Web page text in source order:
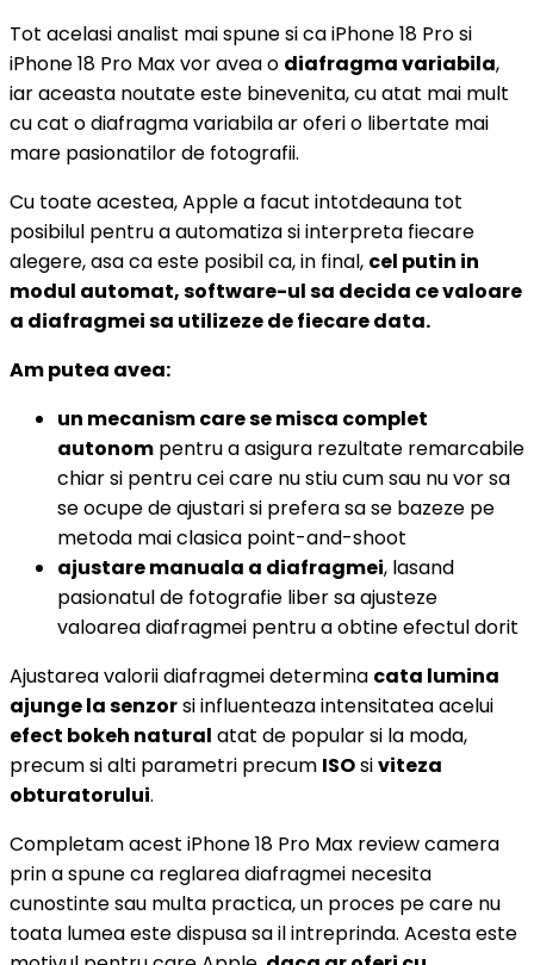
Tot acelasi analist mai spune si ca iPhone 18 Pro si
iPhone 18 Pro Max vor avea o diafragma variabila,
iar aceasta noutate este binevenita, cu atat mai mult
cu cat o diafragma variabila ar oferi o libertate mai
mare pasionatilor de fotografii.
Cu toate acestea, Apple a facut intotdeauna tot
posibilul pentru a automatiza si interpreta fiecare
alegere, asa ca este posibil ca, in final, cel putin in
modul automat, software-ul sa decida ce valoare
a diafragmei sa utilizeze de fiecare data.
Am putea avea:
un mecanism care se misca complet
autonom pentru a asigura rezultate remarcabile
chiar si pentru cei care nu stiu cum sau nu vor sa
se ocupe de ajustari si prefera sa se bazeze pe
metoda mai clasica point-and-shoot
ajustare manuala a diafragmei, lasand
pasionatul de fotografie liber sa ajusteze
valoarea diafragmei pentru a obtine efectul dorit
Ajustarea valorii diafragmei determina cata lumina
ajunge la senzorsi influenteaza intensitatea acelui
efect bokeh natural atat de popular si la moda,
precum si alti parametri precum ISOsiviteza
obturatorului.
Completam acest iPhone 18 Pro Max review camera
prin a spune ca reglarea diafragmei necesita
cunostinte sau multa practica, un proces pe care nu
toata lumea este dispusa sa il intreprinda. Acesta este